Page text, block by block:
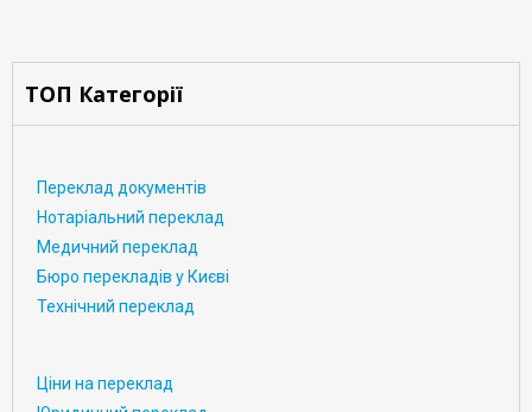
ТОП Категорії
Переклад документів
Нотаріальний переклад
Медичний переклад
Бюро перекладів у Києві
Технічний переклад
Ціни на переклад